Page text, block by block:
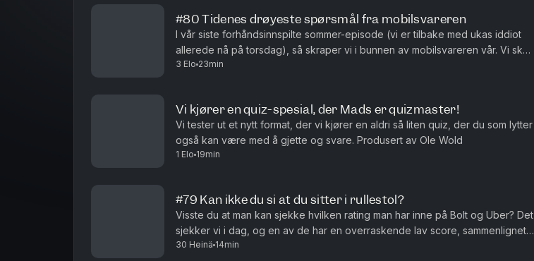
#80 Tidenes drøyeste spørsmål fra mobilsvareren
I vår siste forhåndsinnspilte sommer-episode (vi er tilbake med ukas iddiot
allerede nå på torsdag), så skraper vi i bunnen av mobilsvareren vår. Vi skal
innom alt fra ASMR, til det drøyeste spørsmåle...
3 Elo 23min
Vi kjører en quiz-spesial, der Mads er quizmaster!
Vi tester ut et nytt format, der vi kjører en aldri så liten quiz, der du som lytter
også kan være med å gjette og svare. Produsert av Ole Wold
1 Elo 19min
#79 Kan ikke du si at du sitter i rullestol?
Visste du at man kan sjekke hvilken rating man har inne på Bolt og Uber? Det
sjekker vi i dag, og en av de har en overraskende lav score, sammenlignet
med de andre. Ellers nærmer ferien seg over for d...
30 Heinä 14min